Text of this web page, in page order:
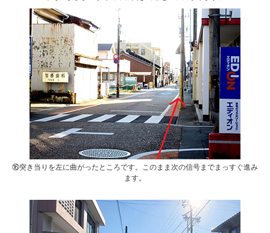
⑯突き当りを左に曲がったところです。このまま次の信号までまっすぐ進み
ます。